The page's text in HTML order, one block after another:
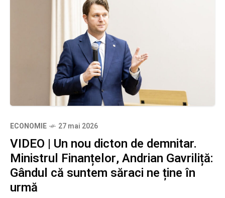
ECONOMIE 27 mai 2026
VIDEO | Un nou dicton de demnitar.
Ministrul Finanțelor, Andrian Gavriliță:
Gândul că suntem săraci ne ține în
urmă